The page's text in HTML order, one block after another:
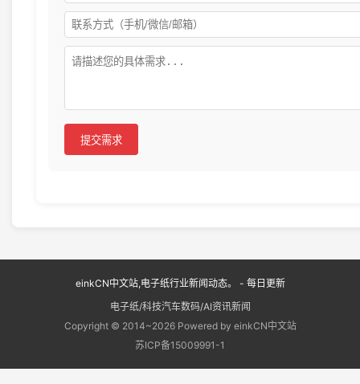
提交需求
einkCN中文站,电子纸行业新闻动态。 - 每日更新
电子纸/科技汽车数码/AI资讯新闻
Copyright © 2014~2026 Powered by einkCN中文站
苏ICP备15009991-1